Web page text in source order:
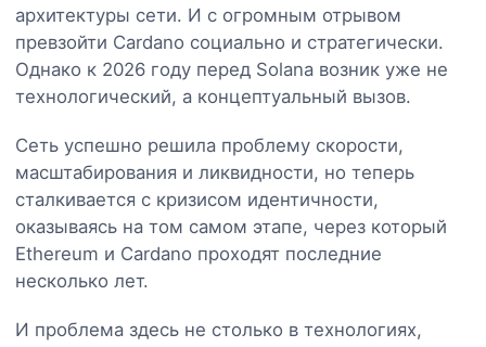
архитектуры сети. И с огромным отрывом
превзойти Cardano социально и стратегически.
Однако к 2026 году перед Solana возник уже не
технологический, а концептуальный вызов.
Сеть успешно решила проблему скорости,
масштабирования и ликвидности, но теперь
сталкивается с кризисом идентичности,
оказываясь на том самом этапе, через который
Ethereum и Cardano проходят последние
несколько лет.
И проблема здесь не столько в технологиях,